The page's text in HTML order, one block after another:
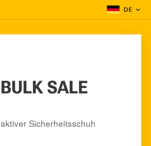
DE
SALE
Sicherheitsschuh